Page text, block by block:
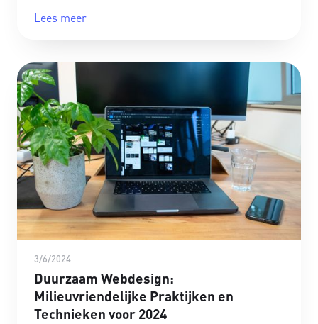
Lees meer
3/6/2024
Duurzaam Webdesign:
Milieuvriendelijke Praktijken en
Technieken voor 2024